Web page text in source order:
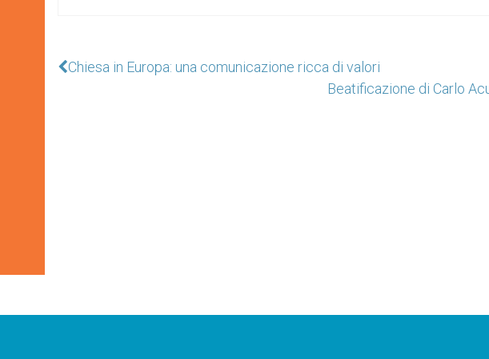
Chiesa in Europa: una comunicazione ricca di valori
Beatificazione di Carlo